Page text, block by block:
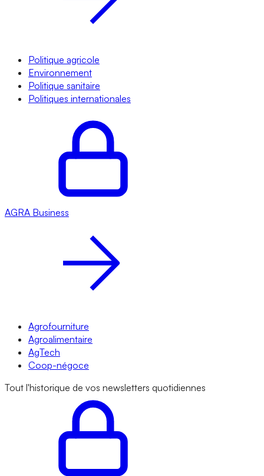
Politique agricole
Environnement
Politique sanitaire
Politiques internationales
AGRA Business
Agrofourniture
Agroalimentaire
AgTech
Coop-négoce
Tout l'historique de vos newsletters quotidiennes